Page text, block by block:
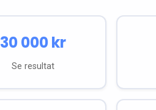
30 000kr
Se resultat